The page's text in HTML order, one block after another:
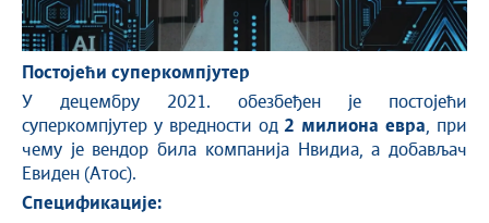
Постојећи суперкомпјутер
У децембру 2021. обезбеђен је постојећи
суперкомпјутер у вредности од 2 милиона евра , при
чему је вендор била компанија Нвидиа, а добављач
Евиден (Атос).
Спецификације: